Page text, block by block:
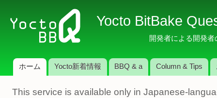
イ
コ
テ
ツ
Yocto BitBake
開発者による開発
メインメニュー
ホーム Yocto新着情報 BBQ & a Column & Tips
This service is available only in Japanese-